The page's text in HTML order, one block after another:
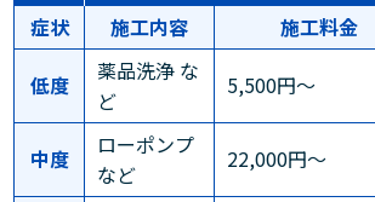
症状
施工内容 施工料金
低度
薬品洗浄 な
ど
5,500円～
中度
ローポンプ
など
22,000円～